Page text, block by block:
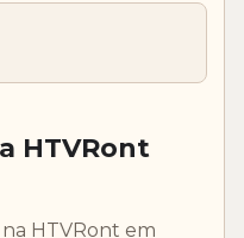
HTVRont
HTVRont em